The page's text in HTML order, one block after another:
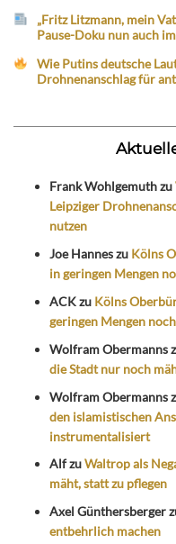
„Fritz Litzmann, mein
Pause-Doku nun auch
Wie Putins deutsche
Drohnenanschlag für
Frank Wohlgemuthzu
Leipziger
nutzen
Joe Hanneszu Kölns
in geringen Mengen
ACKzu Kölns
geringen Mengen
Wolfram Obermanns
die Stadt nur noch
Wolfram Obermanns
den islamistischen
instrumentalisiert
AlfzuWaltrop als
mäht, statt zu pflegen
Axel Günthersberger
entbehrlich machen